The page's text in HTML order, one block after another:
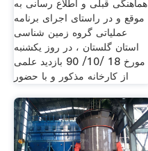
هماهنگی قبلی و اطلاع رسانی به
موقع و در راستای اجرای برنامه
عملیاتی گروه زمین شناسی
استان گلستان ، در روز یکشنبه
مورخ 18 /10/ 90 بازدید علمی
از کارخانه مذکور و با حضور